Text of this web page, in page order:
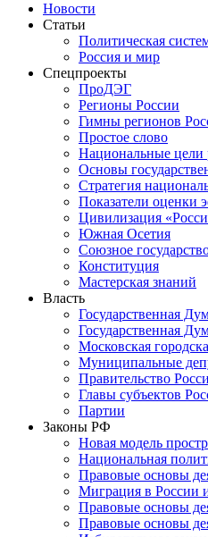
Новости
Статьи
Политическая
Россия и мир
Спецпроекты
ПроДЭГ
Регионы России
Гимны регионов
Простое слово
Национальные цели
Основы
Стратегия
Показатели оценки
Цивилизация
Южная Осетия
Союзное
Конституция
Мастерская знаний
Власть
Государственная
Государственная
Московская
Муниципальные
Правительство
Главы субъектов
Партии
Законы РФ
Новая модель
Национальная
Правовые основы
Миграция в России
Правовые основы
Правовые основы